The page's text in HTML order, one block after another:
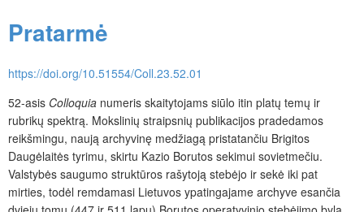
Pratarmė
https://doi.org/10.51554/Coll.23.52.01
52-asis Colloquia numeris skaitytojams siūlo itin platų temų ir
rubrikų spektrą. Mokslinių straipsnių publikacijos pradedamos
reikšmingu, naują archyvinę medžiagą pristatančiu Brigitos
Daugėlaitės tyrimu, skirtu Kazio Borutos sekimui sovietmečiu.
Valstybės saugumo struktūros rašytoją stebėjo ir sekė iki pat
mirties, todėl remdamasi Lietuvos ypatingajame archyve esančia